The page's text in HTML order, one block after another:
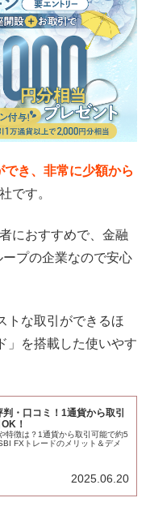
でき、非常に少額から
です。
におすすめで、金融
プの企業なので安心
トな取引ができるほ
」を搭載した使いやす
・口コミ！1通貨から取引
！
特徴は？1通貨から取引可能で約5
FXトレードのメリット＆デメ
2025.06.20